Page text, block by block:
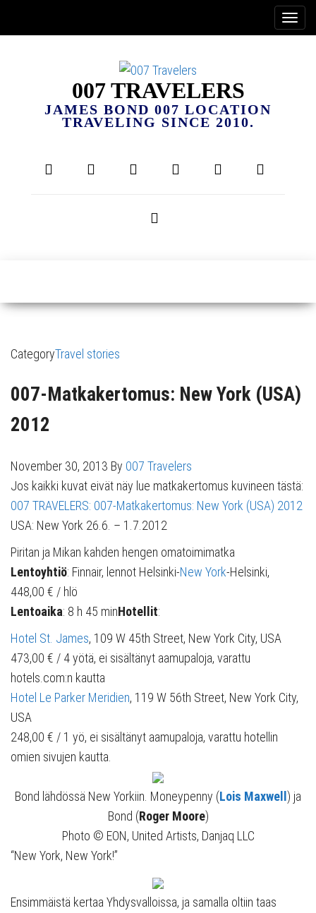
007 TRAVELERS
JAMES BOND 007 LOCATION
TRAVELING SINCE 2010.
CategoryTravel stories
007-Matkakertomus: New York (USA)
2012
November 30, 2013 By 007 Travelers
Jos kaikki kuvat eivät näy lue matkakertomus kuvineen tästä:
007 TRAVELERS: 007-Matkakertomus: New York (USA) 2012
USA: New York 26.6. – 1.7.2012
Piritan ja Mikan kahden hengen omatoimimatka
Lentoyhtiö: Finnair, lennot Helsinki-New York-Helsinki,
448,00 € / hlö
Lentoaika: 8 h 45 minHotellit:
Hotel St. James, 109 W 45th Street, New York City, USA
473,00 € / 4 yötä, ei sisältänyt aamupaloja, varattu
hotels.com:n kautta
Hotel Le Parker Meridien, 119 W 56th Street, New York City,
USA
248,00 € / 1 yö, ei sisältänyt aamupaloja, varattu hotellin
omien sivujen kautta.
Bond lähdössä New Yorkiin. Moneypenny (Lois Maxwell) ja
Bond (Roger Moore)
Photo © EON, United Artists, Danjaq LLC
“New York, New York!”
Ensimmäistä kertaa Yhdysvalloissa, ja samalla oltiin taas